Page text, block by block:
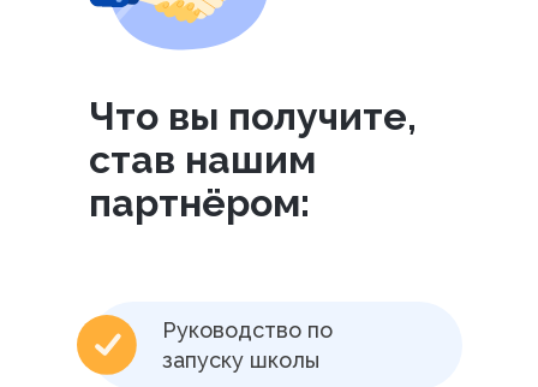
Что вы получите,
став нашим
партнёром:
Руководство по
запуску школы